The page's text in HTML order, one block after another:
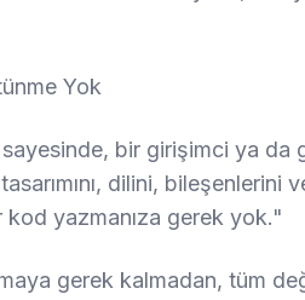
Yok
bir girişimci ya da
dilini, bileşenlerini
kod yazmanıza gerek yok."
gerek kalmadan, tüm